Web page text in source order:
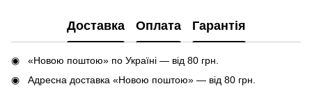
Доставка Оплата Гарантія
«Новою поштою» по Україні — від 80 грн.
Адресна доставка «Новою поштою» — від 80 грн.